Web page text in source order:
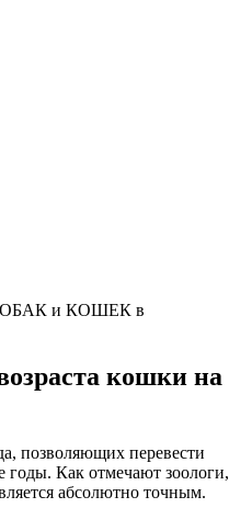
и КОШЕК в
кошки на
позволяющих перевести
годы. Как отмечают зоологи,
абсолютно точным.